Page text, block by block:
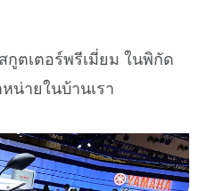
กูตเตอร์พรีเมี่ยม ในพิกัด
น่ายในบ้านเรา